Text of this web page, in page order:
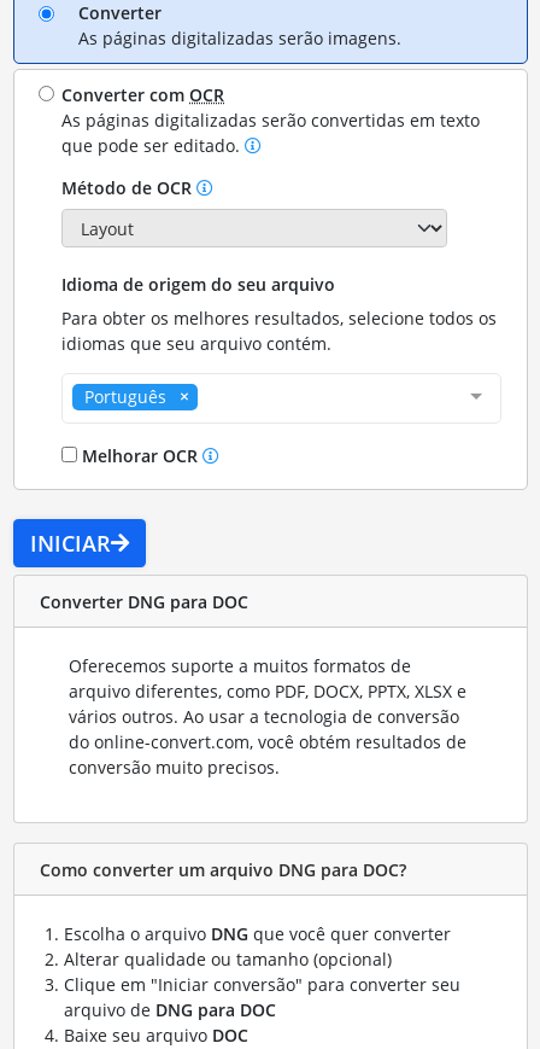
Converter
As páginas digitalizadas serão imagens.
Converter comOCR
As páginas digitalizadas serão convertidas em texto
que pode ser editado.
Método de OCR
Idioma de origem do seu arquivo
Para obter os melhores resultados, selecione todos os
idiomas que seu arquivo contém.
Português
Melhorar OCR
INICIAR
Converter DNG para DOC
Oferecemos suporte a muitos formatos de
arquivo diferentes, como PDF, DOCX, PPTX, XLSX e
vários outros. Ao usar a tecnologia de conversão
do online-convert.com, você obtém resultados de
conversão muito precisos.
Como converter um arquivo DNG para DOC?
Escolha o arquivo DNG que você quer converter
Alterar qualidade ou tamanho (opcional)
Clique em "Iniciar conversão" para converter seu
arquivo de DNG para DOC
Baixe seu arquivo DOC